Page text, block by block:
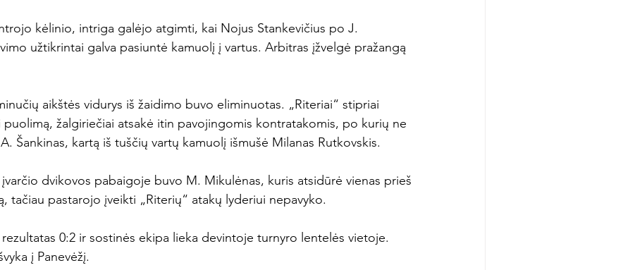
kėlinio, intriga galėjo atgimti, kai Nojus Stankevičius po J.
užtikrintai galva pasiuntė kamuolį į vartus. Arbitras įžvelgė pražangą
aikštės vidurys iš žaidimo buvo eliminuotas. „Riteriai“ stipriai
puolimą, žalgiriečiai atsakė itin pavojingomis kontratakomis, po kurių ne
Šankinas, kartą iš tuščių vartų kamuolį išmušė Milanas Rutkovskis.
dvikovos pabaigoje buvo M. Mikulėnas, kuris atsidūrė vienas prieš
tačiau pastarojo įveikti „Riterių“ atakų lyderiui nepavyko.
0:2 ir sostinės ekipa lieka devintoje turnyro lentelės vietoje.
į Panevėžį.